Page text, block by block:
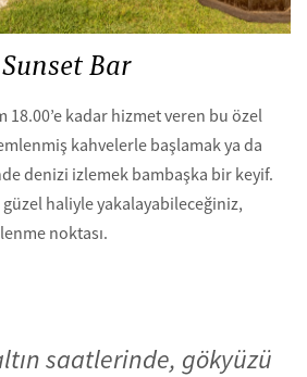
Sunset Bar
18.00’e kadar hizmet veren bu özel
kahvelerle başlamak ya da
denizi izlemek bambaşka bir keyif.
güzel haliyle yakalayabileceğiniz,
noktası.
saatlerinde, gökyüzü